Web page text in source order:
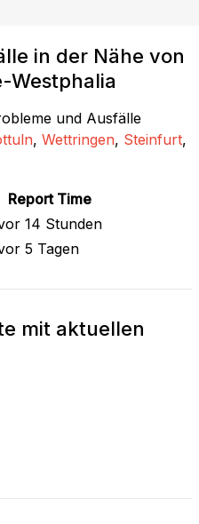
in der Nähe von
Westphalia
und Ausfälle
, Wettringen, Steinfurt,
Report Time
14 Stunden
5 Tagen
mit aktuellen